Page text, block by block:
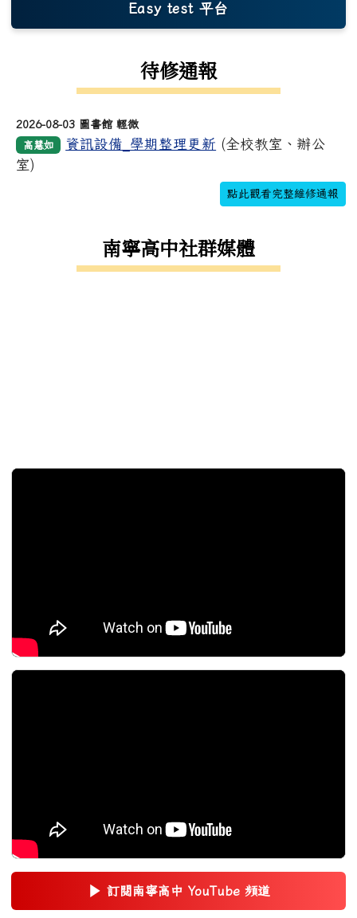
Easy test 平台
(另開新視窗)
待修通報
2026-08-03 圖書館 輕微
高慧如
資訊設備_學期整理更新 (全校教室、辦公
室)
點此觀看完整維修通報
南寧高中社群媒體
▶ 訂閱南寧高中 YouTube 頻道
(另開新視窗)